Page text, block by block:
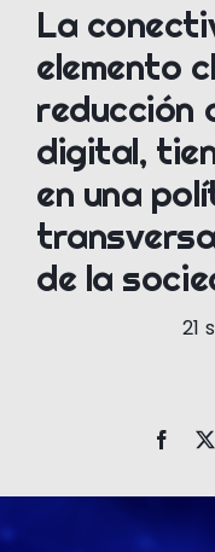
Contáctenos
La
elemento
reducción
digital,
en una
de la
21